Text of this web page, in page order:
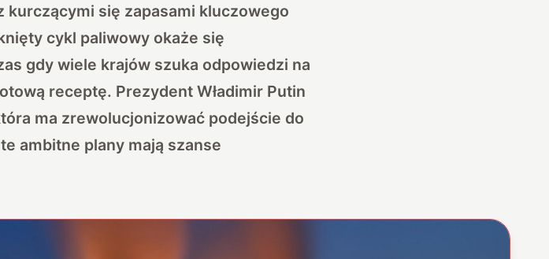
kurczącymi się zapasami kluczowego
cykl paliwowy okaże się
gdy wiele krajów szuka odpowiedzi na
receptę. Prezydent Władimir Putin
ma zrewolucjonizować podejście do
ambitne plany mają szanse